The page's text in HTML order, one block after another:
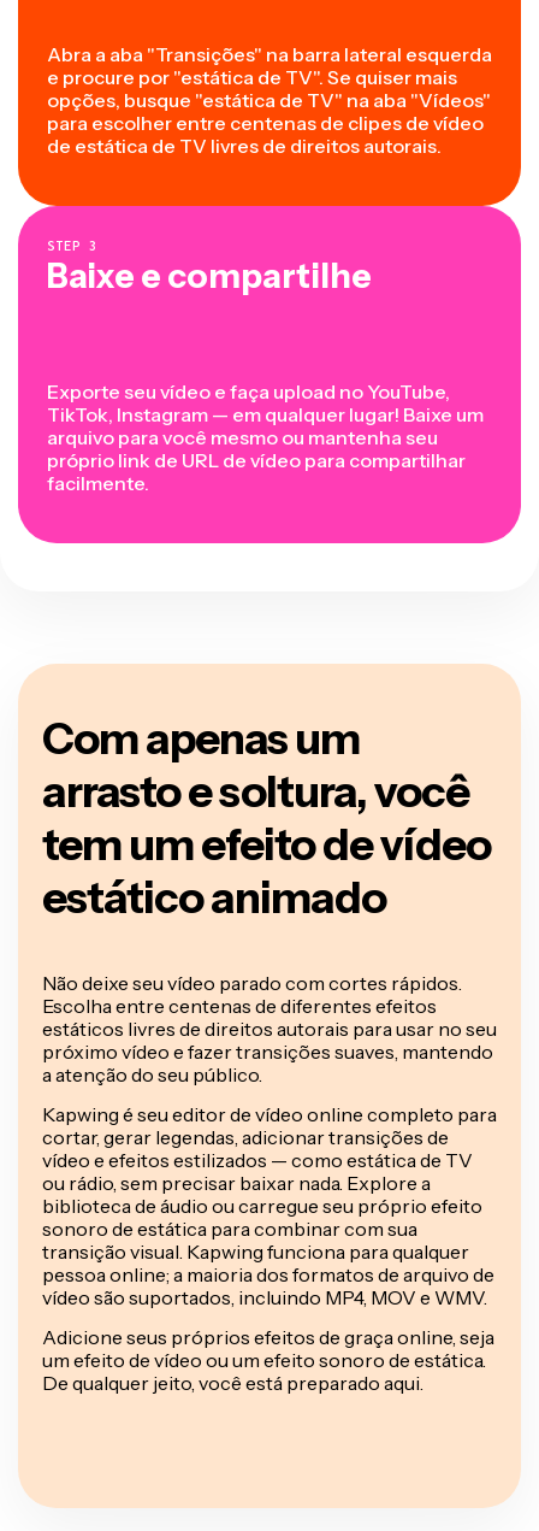
Abra a aba "Transições" na barra lateral esquerda
e procure por "estática de TV". Se quiser mais
opções, busque "estática de TV" na aba "Vídeos"
para escolher entre centenas de clipes de vídeo
de estática de TV livres de direitos autorais.
STEP 3
Baixe e compartilhe
Exporte seu vídeo e faça upload no YouTube,
TikTok, Instagram — em qualquer lugar! Baixe um
arquivo para você mesmo ou mantenha seu
próprio link de URL de vídeo para compartilhar
facilmente.
Com apenas um
arrasto e soltura, você
tem um efeito de vídeo
estático animado
Não deixe seu vídeo parado com cortes rápidos.
Escolha entre centenas de diferentes efeitos
estáticos livres de direitos autorais para usar no seu
próximo vídeo e fazer transições suaves, mantendo
a atenção do seu público.
Kapwing é seu editor de vídeo online completo para
cortar, gerar legendas, adicionar transições de
vídeo e efeitos estilizados — como estática de TV
ou rádio, sem precisar baixar nada. Explore a
biblioteca de áudio ou carregue seu próprio efeito
sonoro de estática para combinar com sua
transição visual. Kapwing funciona para qualquer
pessoa online; a maioria dos formatos de arquivo de
vídeo são suportados, incluindo MP4, MOV e WMV.
Adicione seus próprios efeitos de graça online, seja
um efeito de vídeo ou um efeito sonoro de estática.
De qualquer jeito, você está preparado aqui.